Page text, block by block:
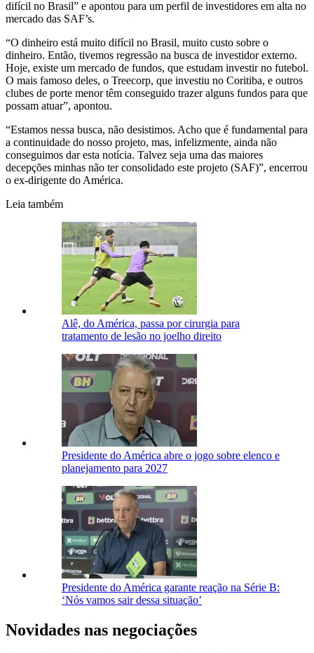
difícil no Brasil” e apontou para um perfil de investidores em alta no
mercado das SAF’s.
“O dinheiro está muito difícil no Brasil, muito custo sobre o
dinheiro. Então, tivemos regressão na busca de investidor externo.
Hoje, existe um mercado de fundos, que estudam investir no futebol.
O mais famoso deles, o Treecorp, que investiu no Coritiba, e outros
clubes de porte menor têm conseguido trazer alguns fundos para que
possam atuar”, apontou.
“Estamos nessa busca, não desistimos. Acho que é fundamental para
a continuidade do nosso projeto, mas, infelizmente, ainda não
conseguimos dar esta notícia. Talvez seja uma das maiores
decepções minhas não ter consolidado este projeto (SAF)”, encerrou
o ex-dirigente do América.
Leia também
Alê, do América, passa por cirurgia para
tratamento de lesão no joelho direito
Presidente do América abre o jogo sobre elenco e
planejamento para 2027
Presidente do América garante reação na Série B:
‘Nós vamos sair dessa situação’
Novidades nas negociações